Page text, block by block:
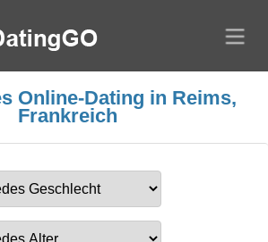
Online-Dating in Reims,
Frankreich